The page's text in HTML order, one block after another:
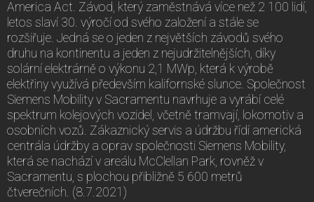
America Act. Závod, který zaměstnává více než 2 100 lidí,
letos slaví 30. výročí od svého založení a stále se
rozšiřuje. Jedná se o jeden z největších závodů svého
druhu na kontinentu a jeden z nejudržitelnějších, díky
solární elektrárně o výkonu 2,1 MWp, která k výrobě
elektřiny využívá především kalifornské slunce. Společnost
Siemens Mobility v Sacramentu navrhuje a vyrábí celé
spektrum kolejových vozidel, včetně tramvají, lokomotiv a
osobních vozů. Zákaznický servis a údržbu řídí americká
centrála údržby a oprav společnosti Siemens Mobility,
která se nachází v areálu McClellan Park, rovněž v
Sacramentu, s plochou přibližně 5 600 metrů
čtverečních. (8.7.2021)